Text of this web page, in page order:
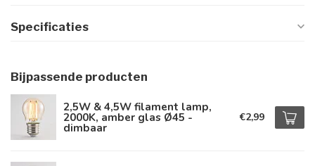
Specificaties
Bijpassende producten
2,5W & 4,5W filament lamp,
2000K, amber glas Ø45 -
dimbaar
€2,99